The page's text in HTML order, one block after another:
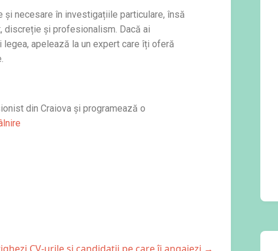
și necesare în investigațiile particulare, însă
discreție și profesionalism. Dacă ai
apelează la un expert care îți oferă
din Craiova și programează o